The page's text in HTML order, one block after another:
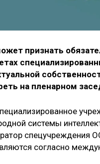
признать
на пленарном
системы
спецучреждения
согласно